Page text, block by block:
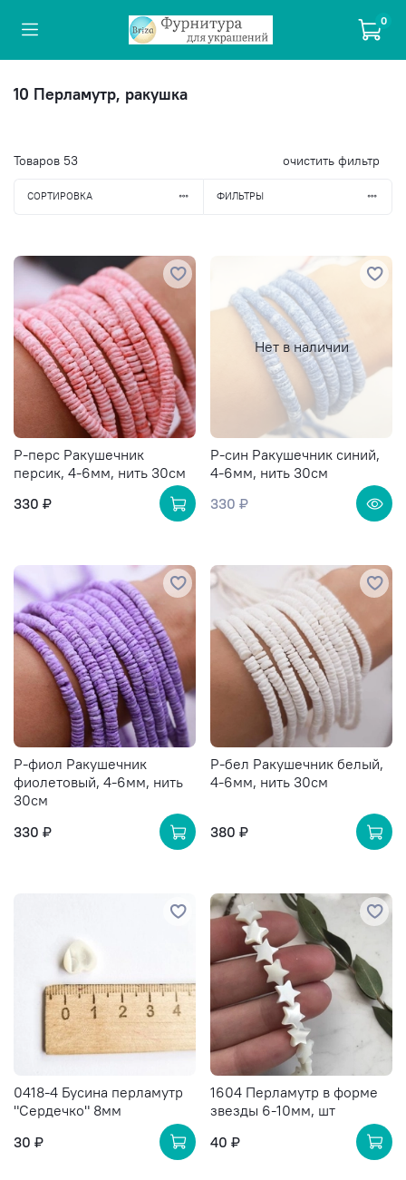
0
10 Перламутр, ракушка
Товаров 53 очистить фильтр
СОРТИРОВКА ФИЛЬТРЫ
Р-перс Ракушечник
персик, 4-6мм, нить 30см
330 ₽
Нет в наличии
Р-син Ракушечник синий,
4-6мм, нить 30см
330 ₽
Р-фиол Ракушечник
фиолетовый, 4-6мм, нить
30см
330 ₽
Р-бел Ракушечник белый,
4-6мм, нить 30см
380 ₽
0418-4 Бусина перламутр
"Сердечко" 8мм
30 ₽
1604 Перламутр в форме
звезды 6-10мм, шт
40 ₽